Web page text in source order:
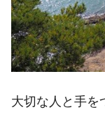
大切な人と手を